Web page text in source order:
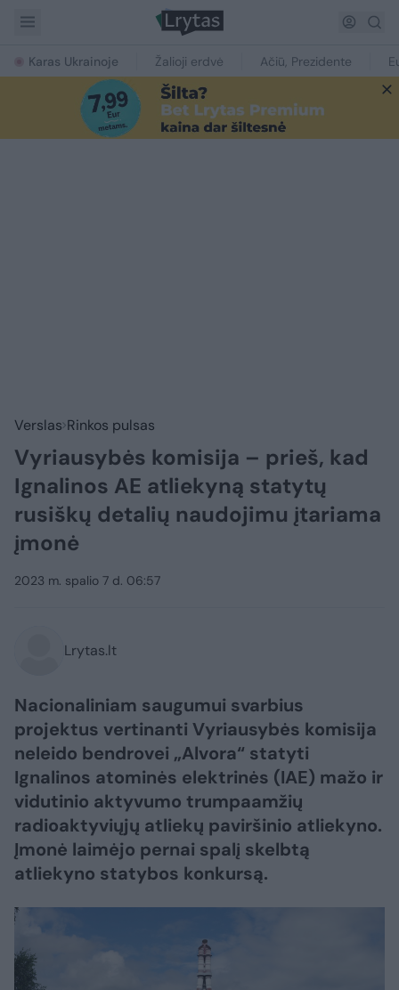
Karas Ukrainoje Žalioji erdvė Ačiū, Prezidente
Verslas Rinkos pulsas
Vyriausybės komisija – prieš, kad
Ignalinos AE atliekyną statytų
rusiškų detalių naudojimu įtariama
įmonė
2023 m. spalio 7 d. 06:57
Lrytas.lt
Nacionaliniam saugumui svarbius
projektus vertinanti Vyriausybės komisija
neleido bendrovei „Alvora“ statyti
Ignalinos atominės elektrinės (IAE) mažo ir
vidutinio aktyvumo trumpaamžių
radioaktyviųjų atliekų paviršinio atliekyno.
Įmonė laimėjo pernai spalį skelbtą
atliekyno statybos konkursą.